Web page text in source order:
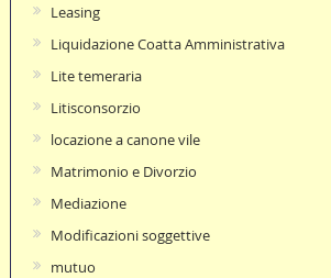
Leasing
Liquidazione Coatta Amministrativa
Lite temeraria
Litisconsorzio
locazione a canone vile
Matrimonio e Divorzio
Mediazione
Modificazioni soggettive
mutuo